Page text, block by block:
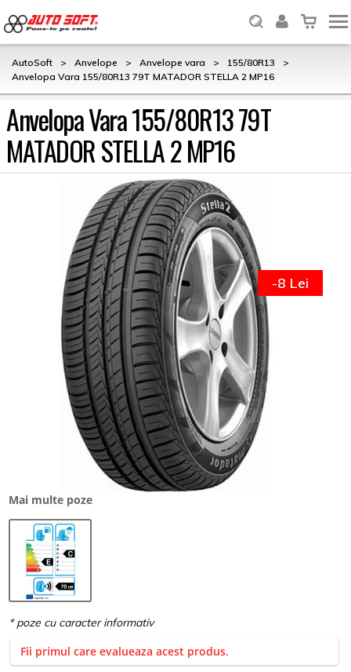
AutoSoft > Anvelope > Anvelope vara > 155/80R13
>
Anvelopa Vara 155/80R13 79T MATADOR STELLA 2 MP16
Anvelopa Vara 155/80R13 79T
MATADOR STELLA 2 MP16
Mai multe poze
-8 Lei
Fii primul care evalueaza acest produs.